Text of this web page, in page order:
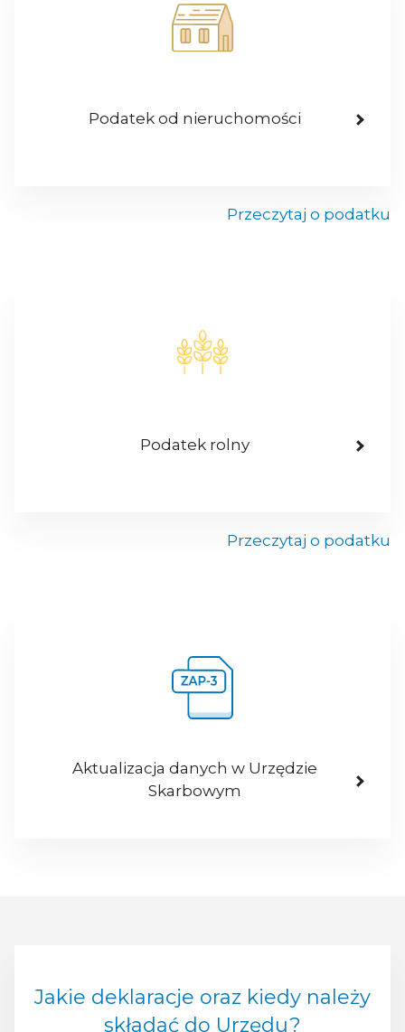
Podatek od nieruchomości
Przeczytaj o podatku
Podatek rolny
Przeczytaj o podatku
Aktualizacja danych w Urzędzie
Skarbowym
Jakie deklaracje oraz kiedy należy
składać do Urzędu?